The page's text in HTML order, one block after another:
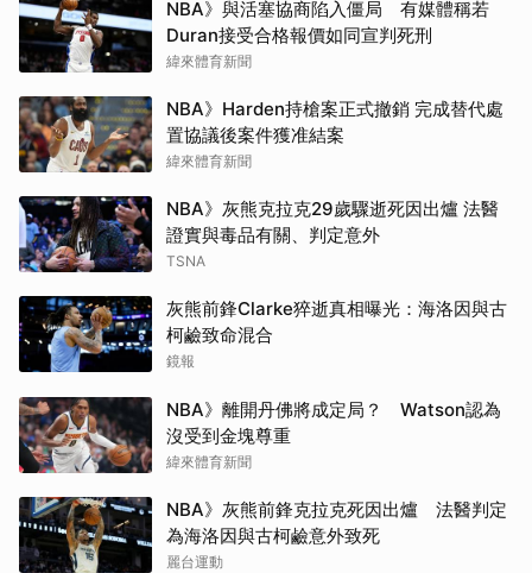
NBA》與活塞協商陷入僵局 有媒體稱若
Duran接受合格報價如同宣判死刑
緯來體育新聞
NBA》Harden持槍案正式撤銷 完成替代處
置協議後案件獲准結案
緯來體育新聞
NBA》灰熊克拉克29歲驟逝死因出爐 法醫
證實與毒品有關、判定意外
TSNA
灰熊前鋒Clarke猝逝真相曝光：海洛因與古
柯鹼致命混合
鏡報
NBA》離開丹佛將成定局？ Watson認為
沒受到金塊尊重
緯來體育新聞
NBA》灰熊前鋒克拉克死因出爐 法醫判定
為海洛因與古柯鹼意外致死
麗台運動